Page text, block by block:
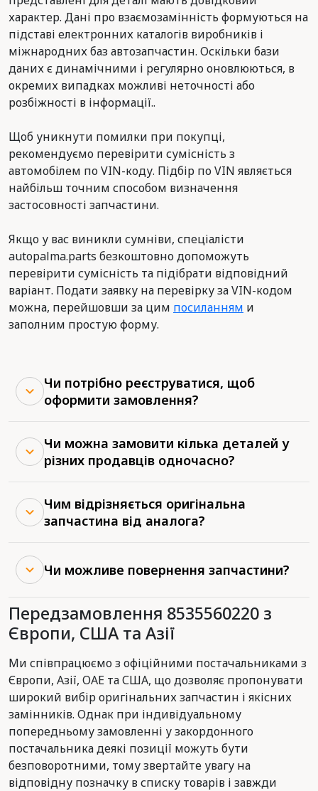
характер. Дані про взаємозамінність формуються на
підставі електронних каталогів виробників і
міжнародних баз автозапчастин. Оскільки бази
даних є динамічними і регулярно оновлюються, в
окремих випадках можливі неточності або
розбіжності в інформації..
Щоб уникнути помилки при покупці,
рекомендуємо перевірити сумісність з
автомобілем по VIN-коду. Підбір по VIN являється
найбільш точним способом визначення
застосовності запчастини.
Якщо у вас виникли сумніви, спеціалісти
autopalma.parts безкоштовно допоможуть
перевірити сумісність та підібрати відповідний
варіант. Подати заявку на перевірку за VIN-кодом
можна, перейшовши за цим посиланням и
заполним простую форму.
Чи потрібно реєструватися, щоб
оформити замовлення?
Чи можна замовити кілька деталей у
різних продавців одночасно?
Чим відрізняється оригінальна
запчастина від аналога?
Чи можливе повернення запчастини?
Передзамовлення 8535560220 з
Європи, США та Азії
Ми співпрацюємо з офіційними постачальниками з
Європи, Азії, ОАЕ та США, що дозволяє пропонувати
широкий вибір оригінальних запчастин і якісних
замінників. Однак при індивідуальному
попередньому замовленні у закордонного
постачальника деякі позиції можуть бути
безповоротними, тому звертайте увагу на
відповідну позначку в списку товарів і завжди